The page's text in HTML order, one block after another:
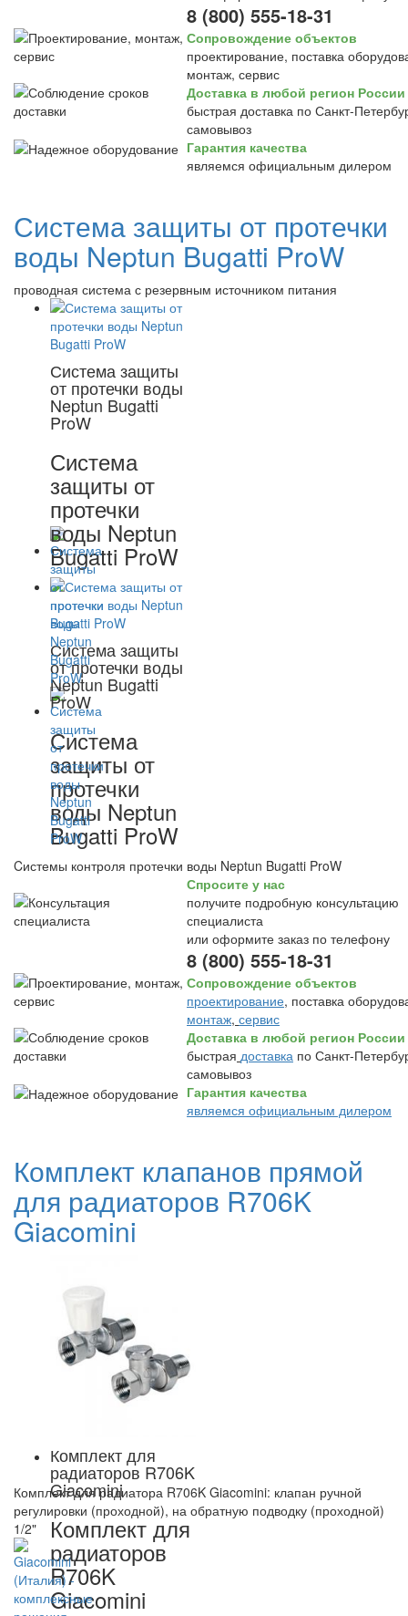
8 (800) 555-18-31
Сопровождение объектов
проектирование, поставка
монтаж, сервис
Доставка в любой регион России
быстрая доставка по Санкт-
самовывоз
Гарантия качества
являемся официальным дилером
Система защиты от протечки
воды Neptun Bugatti ProW
проводная система с резервным источником питания
Система защиты
от протечки воды
Neptun Bugatti
ProW
Система
защиты от
протечки
воды Neptun
Bugatti ProW
Система защиты
от протечки воды
Neptun Bugatti
ProW
Система
защиты от
протечки
воды Neptun
Bugatti ProW
Cистемы контроля протечки воды Neptun Bugatti ProW
Спросите у нас
получите подробную консультацию
специалиста
или оформите заказ по телефону
8 (800) 555-18-31
Сопровождение объектов
проектирование, поставка
монтаж, сервис
Доставка в любой регион России
быстрая доставка по Санкт-
самовывоз
Гарантия качества
являемся официальным дилером
Комплект клапанов прямой
для радиаторов R706K
Giacomini
Комплект для
радиаторов R706K
Giacomini
Комплект для
радиаторов
R706K
Giacomini
Комплект для радиатора R706K Giacomini: клапан ручной
регулировки (проходной), на обратную подводку (проходной)
1/2"